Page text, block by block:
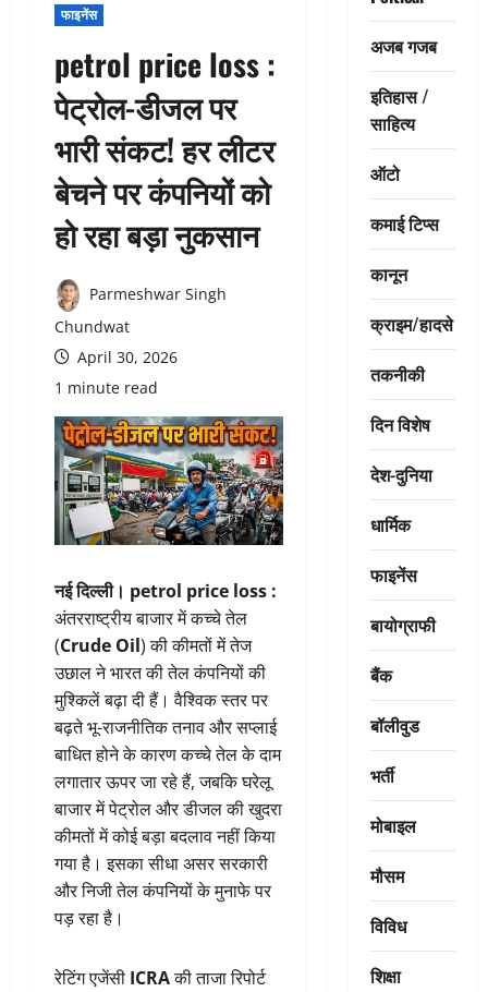
फाइनेंस
petrol price loss :
पेट्रोल-डीजल पर
भारी संकट! हर लीटर
बेचने पर कंपनियों को
हो रहा बड़ा नुकसान
Parmeshwar Singh
Chundwat
April 30, 2026
1 minute read
नई दिल्ली। petrol price loss :
अंतरराष्ट्रीय बाजार में कच्चे तेल
(Crude Oil) की कीमतों में तेज
उछाल ने भारत की तेल कंपनियों की
मुश्किलें बढ़ा दी हैं। वैश्विक स्तर पर
बढ़ते भू-राजनीतिक तनाव और सप्लाई
बाधित होने के कारण कच्चे तेल के दाम
लगातार ऊपर जा रहे हैं, जबकि घरेलू
बाजार में पेट्रोल और डीजल की खुदरा
कीमतों में कोई बड़ा बदलाव नहीं किया
गया है। इसका सीधा असर सरकारी
और निजी तेल कंपनियों के मुनाफे पर
पड़ रहा है।
रेटिंग एजेंसी ICRAकी ताजा रिपोर्ट
अजब गजब
इतिहास /
साहित्य
ऑटो
कमाई टिप्स
कानून
क्राइम/हादसे
तकनीकी
दिन विशेष
देश-दुनिया
धार्मिक
फाइनेंस
बायोग्राफी
बैंक
बॉलीवुड
भर्ती
मोबाइल
मौसम
विविध
शिक्षा